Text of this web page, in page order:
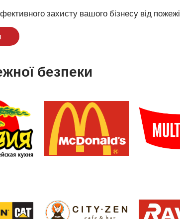
захисту вашого бізнесу від пожежі
безпеки